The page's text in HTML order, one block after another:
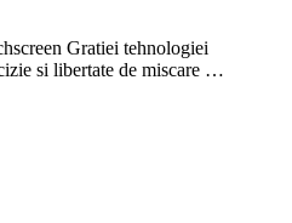
Gratiei tehnologiei
si libertate de miscare …